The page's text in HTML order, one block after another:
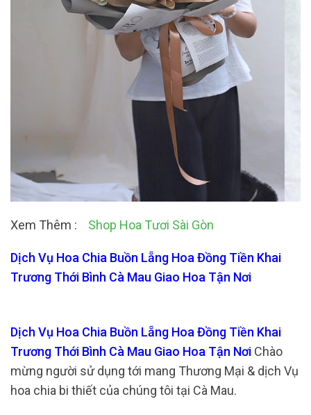
Xem Thêm : Shop Hoa Tươi Sài Gòn
Dịch Vụ Hoa Chia Buồn Lẵng Hoa Đồng Tiền Khai
Trương Thới Bình Cà Mau Giao Hoa Tận Nơi
Dịch Vụ Hoa Chia Buồn Lẵng Hoa Đồng Tiền Khai
Trương Thới Bình Cà Mau Giao Hoa Tận Nơi Chào
mừng người sử dụng tới mang Thương Mại & dịch Vụ
hoa chia bi thiết của chúng tôi tại Cà Mau.